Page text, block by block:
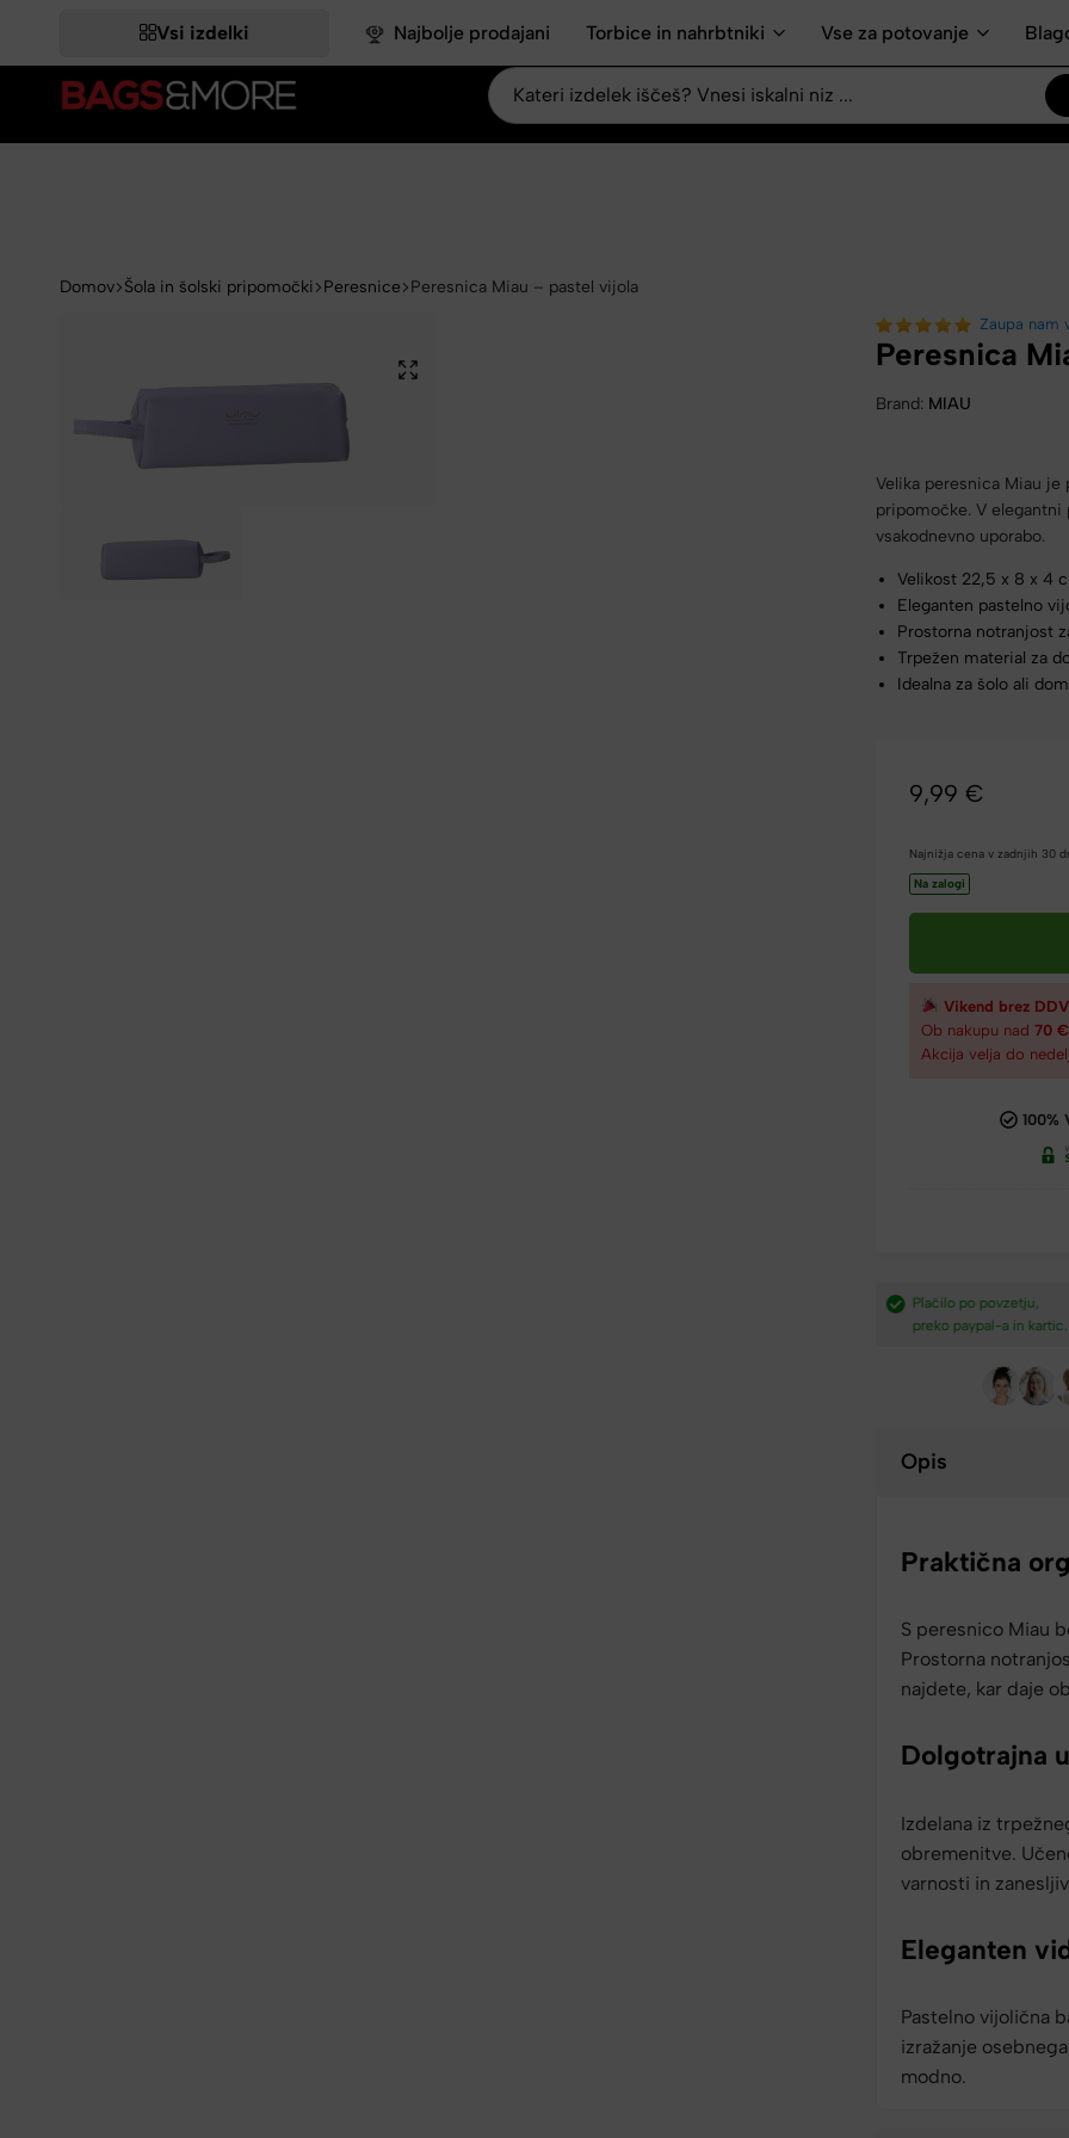
IZKORISTI >>
IZKORISTI >>
IZKORISTI >>
IZKORISTI >>
IZKORISTI >>
Vsi izdelki Najbolje prodajani Torbice in nahrbtniki Vse za potovanje
Domov Šola in šolski pripomočki Peresnice Peresnica Miau – pastel vijola
Zaupa
Peresnica
Brand: MIAU
Velika peresnica Miau
pripomočke. V
vsakodnevno uporabo.
Velikost 22,5 x 8 x 4
Eleganten pastelno
Prostorna notranjost
Trpežen material za
Idealna za šolo ali
9,99€
Najnižja cena v zadnjih 30
Na zalogi
Vikend brez DDV
Ob nakupu nad70 €
Akcija velja do
100%
Hitra dostava iz
v 2-4 dneh.​
Opis
Praktična
S peresnico Miau
Prostorna
najdete, kar daje
Dolgotrajna
Izdelana iz
obremenitve.
varnosti in
Eleganten
Pastelno vijolična
izražanje
modno.